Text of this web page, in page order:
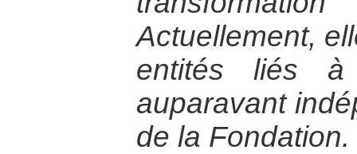
Actuellement,
entités liés
auparavant
de la Fondation.